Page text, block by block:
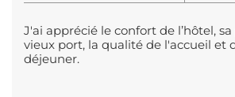
J'ai apprécié le confort de l’hôtel,
vieux port, la qualité de l'accueil et
déjeuner.